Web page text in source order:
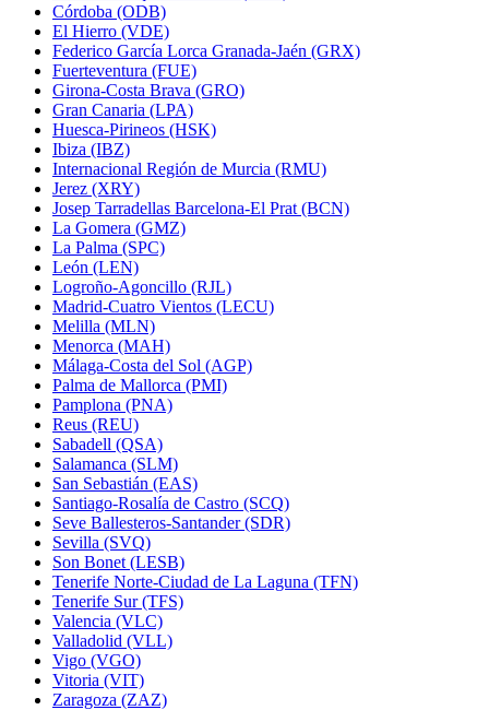
Córdoba (ODB)
El Hierro (VDE)
Federico García Lorca Granada-Jaén (GRX)
Fuerteventura (FUE)
Girona-Costa Brava (GRO)
Gran Canaria (LPA)
Huesca-Pirineos (HSK)
Ibiza (IBZ)
Internacional Región de Murcia (RMU)
Jerez (XRY)
Josep Tarradellas Barcelona-El Prat (BCN)
La Gomera (GMZ)
La Palma (SPC)
León (LEN)
Logroño-Agoncillo (RJL)
Madrid-Cuatro Vientos (LECU)
Melilla (MLN)
Menorca (MAH)
Málaga-Costa del Sol (AGP)
Palma de Mallorca (PMI)
Pamplona (PNA)
Reus (REU)
Sabadell (QSA)
Salamanca (SLM)
San Sebastián (EAS)
Santiago-Rosalía de Castro (SCQ)
Seve Ballesteros-Santander (SDR)
Sevilla (SVQ)
Son Bonet (LESB)
Tenerife Norte-Ciudad de La Laguna (TFN)
Tenerife Sur (TFS)
Valencia (VLC)
Valladolid (VLL)
Vigo (VGO)
Vitoria (VIT)
Zaragoza (ZAZ)